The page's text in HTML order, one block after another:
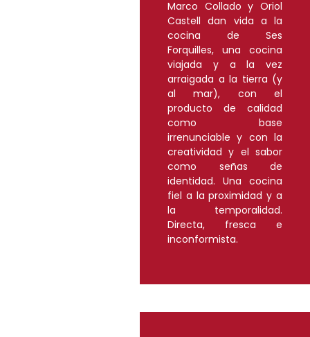
Marco Collado y Oriol
Castell dan vida a la
cocina de Ses
Forquilles, una cocina
viajada y a la vez
arraigada a la tierra (y
al mar), con el
producto de calidad
como base
irrenunciable y con la
creatividad y el sabor
como señas de
identidad. Una cocina
fiel a la proximidad y a
la temporalidad.
Directa, fresca e
inconformista.